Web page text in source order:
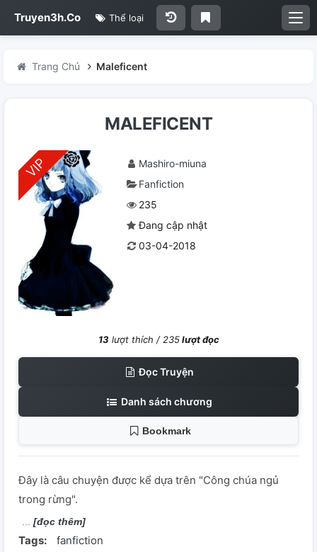
Truyen3h.Co Thể loại
Trang Chủ Maleficent
MALEFICENT
Mashiro-miuna
Fanfiction
235
Đang cập nhật
03-04-2018
13 lượt thích /235lượt đọc
Đọc Truyện
Danh sách chương
Bookmark
Đây là câu chuyện được kể dựa trên "Công chúa ngủ
trong rừng".
[đọc thêm]
Tags: fanfiction